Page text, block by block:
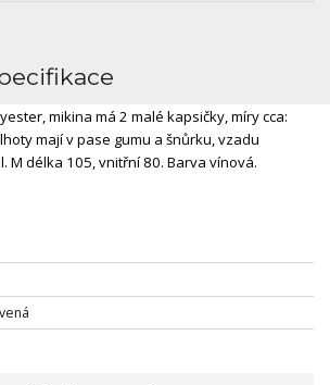
mikina má 2 malé kapsičky, míry cca:
mají v pase gumu a šnůrku, vzadu
M délka 105, vnitřní 80. Barva vínová.